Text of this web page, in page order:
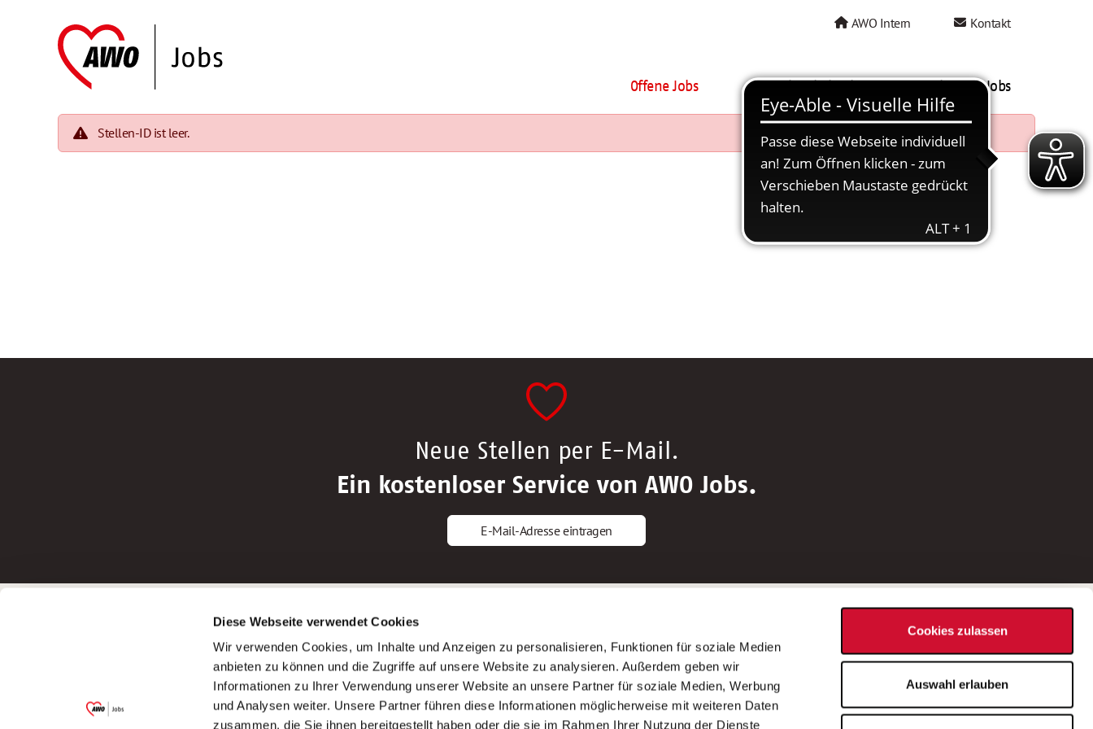
Diese Webseite verwendet Cookies
Wir verwenden Cookies, um Inhalte und Anzeigen zu personalisieren, Funktionen für soziale Medien
anbieten zu können und die Zugriffe auf unsere Website zu analysieren. Außerdem geben wir
Informationen zu Ihrer Verwendung unserer Website an unsere Partner für soziale Medien, Werbung
und Analysen weiter. Unsere Partner führen diese Informationen möglicherweise mit weiteren Daten
zusammen, die Sie ihnen bereitgestellt haben oder die sie im Rahmen Ihrer Nutzung der Dienste
Cookies zulassen
Auswahl erlauben
AWO Intern Kontakt
Offene Jobs AWO als Arbeitgeber Mein AWO Jobs
Stellen-ID ist leer.
Neue Stellen per E-Mail.
Ein kostenloser Service von AWO Jobs.
E-Mail-Adresse eintragen
Garitz Bewirtschaftungsbetriebe GmbH
(Ein Tochterunternehmen des AWO
Bezirksverbandes Unterfranken e.V.)
Bewerbungstipps
Bewerbung als Altenpfleger*in
Bewerbung als Krankenpfleger*in
Bewerbung als Altenpflegehelfer*in
Bewerbung als Erzieher*in
AWO Gliederungen nach Bundesland
Stellenangebote nach Bundesländern
Sitemap
Impressum
Datenschutz
Bei Fragen zu einer Stellenausschreibung
wenden Sie sich bitte an die*den in der
Stellenausschreibung genannte*n